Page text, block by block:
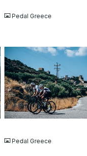
Pedal Greece
JPG
Pedal Greece